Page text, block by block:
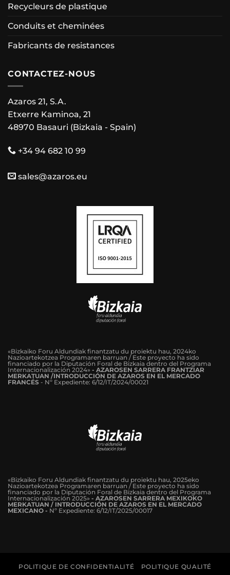
Recycleurs de plastique
Conduits et cheminées
Fabricants de resistances
CONTACTEZ-NOUS
Azaros 21, S.A.
Etxerre Kaminoa, 21
48970 Basauri (Bizkaia - Spain)
+34 94 682 10 99
sales@azaros.eu
«Bizkaiko Foru Aldundiak finantzatu du proiektu hau, 2024ko
Nazioartekotzea Programaren barruan / Este proyecto ha sido
financiado por la Diputación Foral de Bizkaia dentro del Programa
Internacionalización 2024» - AZAROSEN SARRERA FRANTZIAR
MERKATUAN /INTRODUCCIÓN DE AZAROS EN EL MERCADO
FRANCÉS - Nº Expediente: 6/12/IT/2024/00021
«Bizkaiko Foru Aldundiak finantzatu du proiektu hau, 2025eko
Nazioartekotzea Programaren barruan / Este proyecto ha sido
financiado por la Diputación Foral de Bizkaia dentro del Programa
Internacionalización 2025» - AZAROSEN SARRERA MEXIKOKO
MERKATUAN / INTRODUCCIÓN DE AZAROS EN EL MERCADO
MEXICANO - Nº Expediente: 6/12/IT/2025/00017
POLITIQUE DE CONFIDENTIALITÉ POLITIQUE QUALITÉ